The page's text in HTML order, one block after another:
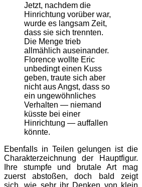
Jetzt, nachdem die
Hinrichtung vorüber war,
wurde es langsam Zeit,
dass sie sich trennten.
Die Menge trieb
allmählich auseinander.
Florence wollte Eric
unbedingt einen Kuss
geben, traute sich aber
nicht aus Angst, dass so
ein ungewöhnliches
Verhalten — niemand
küsste bei einer
Hinrichtung — auffallen
könnte.
Ebenfalls in Teilen gelungen ist die
Charakterzeichnung der Hauptfigur.
Ihre stumpfe und brutale Art mag
zuerst abstoßen, doch bald zeigt
sich, wie sehr ihr Denken von klein